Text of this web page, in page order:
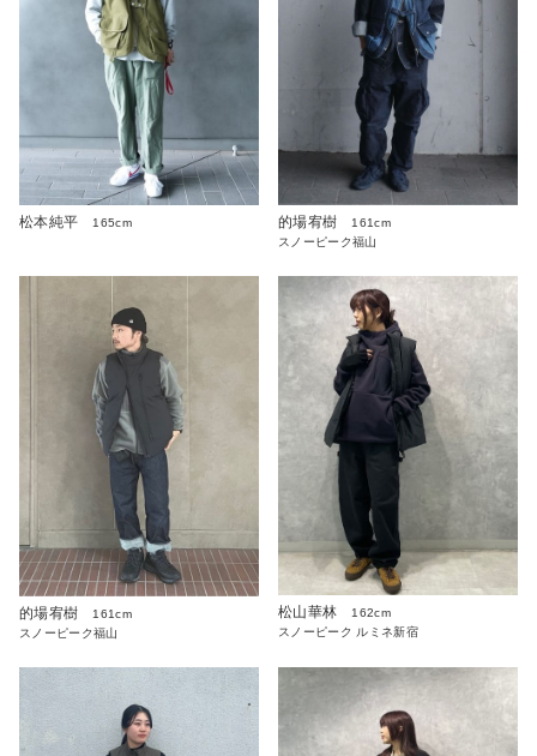
松本純平 165cm 的場宥樹
161cm
スノーピーク福山
的場宥樹
161cm
スノーピーク福山
松山華林
162cm
スノーピーク ルミネ新宿